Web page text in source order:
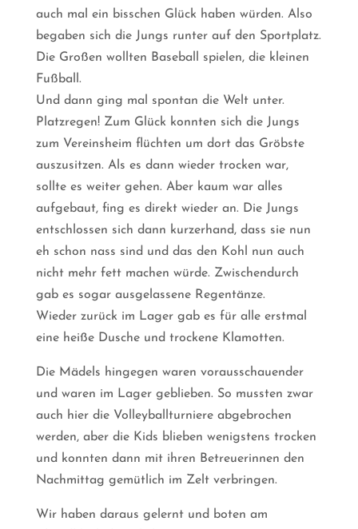
auch mal ein bisschen Glück haben würden. Also
begaben sich die Jungs runter auf den Sportplatz.
Die Großen wollten Baseball spielen, die kleinen
Fußball.
Und dann ging mal spontan die Welt unter.
Platzregen! Zum Glück konnten sich die Jungs
zum Vereinsheim flüchten um dort das Gröbste
auszusitzen. Als es dann wieder trocken war,
sollte es weiter gehen. Aber kaum war alles
aufgebaut, fing es direkt wieder an. Die Jungs
entschlossen sich dann kurzerhand, dass sie nun
eh schon nass sind und das den Kohl nun auch
nicht mehr fett machen würde. Zwischendurch
gab es sogar ausgelassene Regentänze.
Wieder zurück im Lager gab es für alle erstmal
eine heiße Dusche und trockene Klamotten.
Die Mädels hingegen waren vorausschauender
und waren im Lager geblieben. So mussten zwar
auch hier die Volleyballturniere abgebrochen
werden, aber die Kids blieben wenigstens trocken
und konnten dann mit ihren Betreuerinnen den
Nachmittag gemütlich im Zelt verbringen.
Wir haben daraus gelernt und boten am